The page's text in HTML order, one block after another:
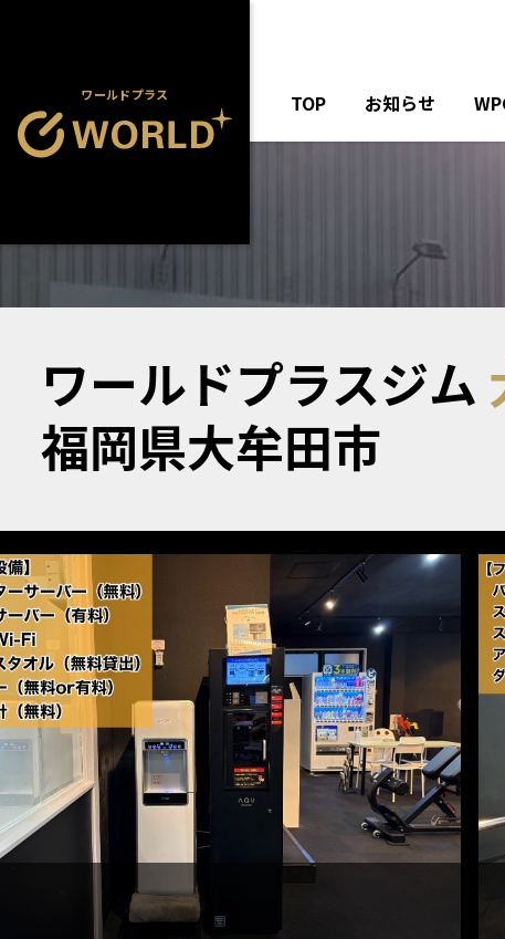
ワールドプラス TOP お知らせ
ワールドプラスジム
福岡県大牟田市